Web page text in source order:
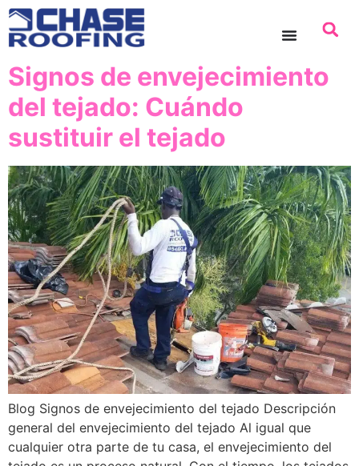
contenido
Signos de envejecimiento
del tejado: Cuándo
sustituir el tejado
Blog Signos de envejecimiento del tejado Descripción
general del envejecimiento del tejado Al igual que
cualquier otra parte de tu casa, el envejecimiento del